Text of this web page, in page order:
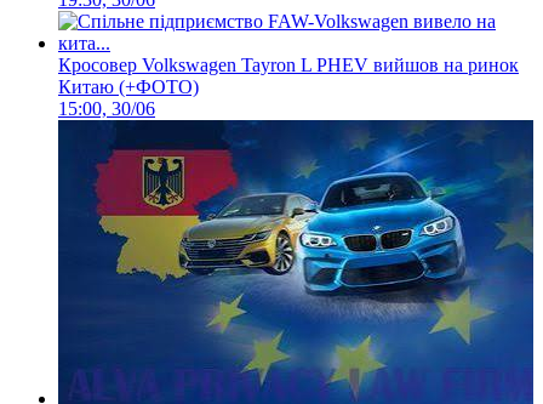
Кросовер Volkswagen Tayron L PHEV вийшов на ринок
Китаю (+ФОТО)
15:00, 30/06